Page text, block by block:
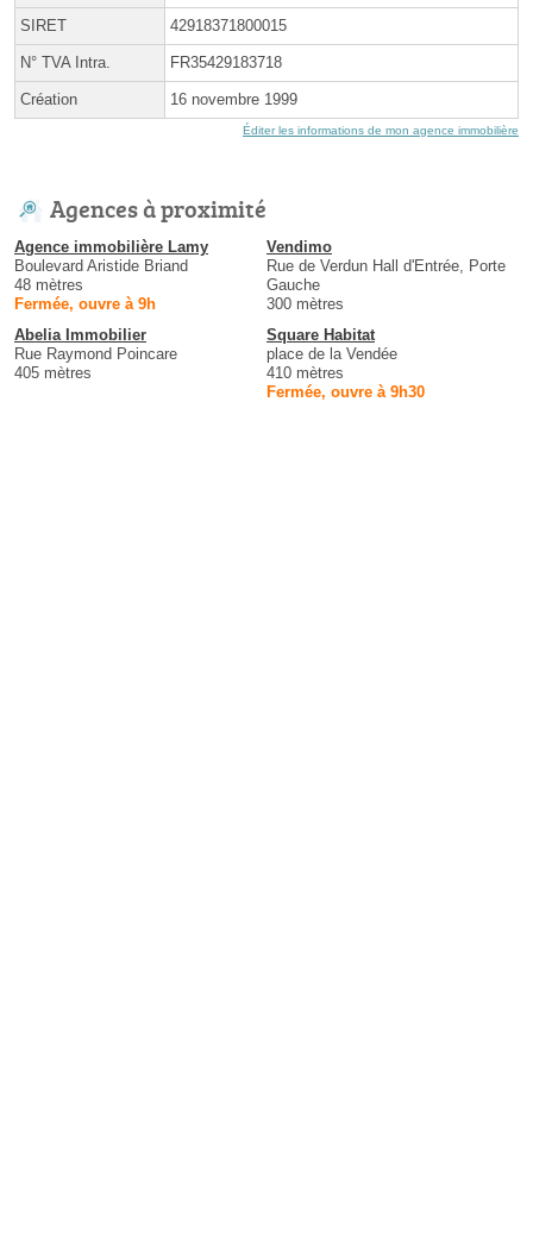
SIRET 42918371800015
N° TVA Intra. FR35429183718
Création 16 novembre 1999
Éditer les informations de mon agence immobilière
Agences à proximité
Agence immobilière Lamy
Boulevard Aristide Briand
48 mètres
Fermée, ouvre à 9h
Vendimo
Rue de Verdun Hall d'Entrée, Porte
Gauche
300 mètres
Abelia Immobilier
Rue Raymond Poincare
405 mètres
Square Habitat
place de la Vendée
410 mètres
Fermée, ouvre à 9h30